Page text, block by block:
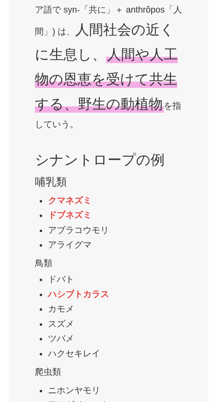
ア語で syn-「共に」＋ anthrôpos「人
間」) は、
人間社会の近く
に生息し、 人間や人工
物の恩恵を受けて共生
する、野生の動植物を指
していう。
シナントロープの例
哺乳類
クマネズミ
ドブネズミ
アブラコウモリ
アライグマ
鳥類
ドバト
ハシブトカラス
カモメ
スズメ
ツバメ
ハクセキレイ
爬虫類
ニホンヤモリ